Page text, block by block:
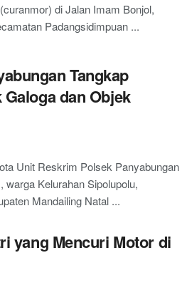
di Jalan Imam Bonjol,
Padangsidimpuan ...
Tangkap
dan Objek
Unit Reskrim Polsek Panyabungan
Kelurahan Sipolupolu,
Mandailing Natal ...
yang Mencuri Motor di